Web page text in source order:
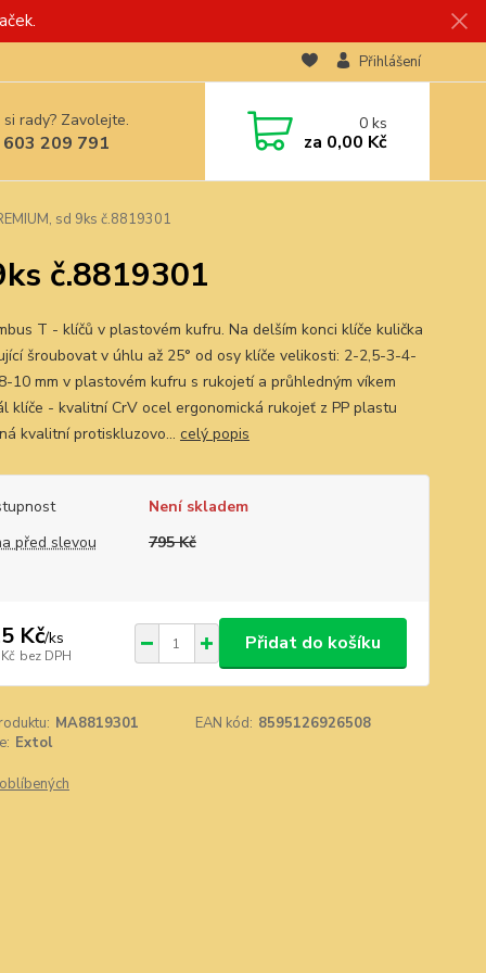
Přihlášení
rady? Zavolejte.
209 791
0ks
za 0,00 Kč
sd 9ks č.8819301
č.8819301
T - klíčů v plastovém kufru. Na delším konci klíče kulička
šroubovat v úhlu až 25° od osy klíče velikosti: 2-2,5-3-4-
10 mm v plastovém kufru s rukojetí a průhledným víkem
klíče - kvalitní CrV ocel ergonomická rukojeť z PP plastu
kvalitní protiskluzovo... celý popis
Není skladem
před slevou
795 Kč
Kč/ks
bez DPH
Přidat do košíku
MA8819301 EAN kód: 8595126926508
Extol